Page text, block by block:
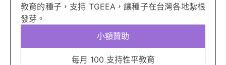
教育的種子，支持 TGEEA，讓種子在台灣各地紮根
發芽。
小額贊助
每月 100 支持性平教育